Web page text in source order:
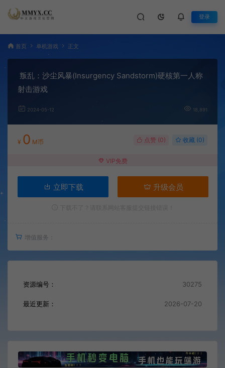
登录
首页 单机游戏 正文
叛乱：沙尘风暴(Insurgency Sandstorm)硬核第一人称
射击游戏
2024-05-12 18,891
¥ 0 M币 点赞 (0) 收藏 (0)
VIP免费
立即下载 升级会员
增值服务：
资源编号： 30275
最近更新： 2026-07-20